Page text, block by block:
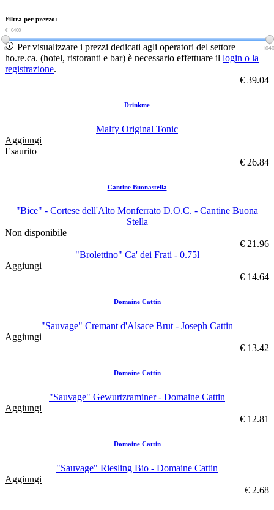
Filtra per prezzo:
€ 0
€ 10400
0
Per visualizzare i prezzi dedicati agli operatori del settore
ho.re.ca. (hotel, ristoranti e bar) è necessario effettuare il login o la
registrazione.
€ 39.04
Drinkme
Malfy Original Tonic
Aggiungi
Esaurito
€ 26.84
Cantine Buonastella
"Bice" - Cortese dell'Alto Monferrato D.O.C. - Cantine Buona
Stella
Non disponibile
€ 21.96
"Brolettino" Ca' dei Frati - 0.75l
Aggiungi
€ 14.64
Domaine Cattin
"Sauvage" Cremant d'Alsace Brut - Joseph Cattin
Aggiungi
€ 13.42
Domaine Cattin
"Sauvage" Gewurtzraminer - Domaine Cattin
Aggiungi
€ 12.81
Domaine Cattin
"Sauvage" Riesling Bio - Domaine Cattin
Aggiungi
€ 2.68